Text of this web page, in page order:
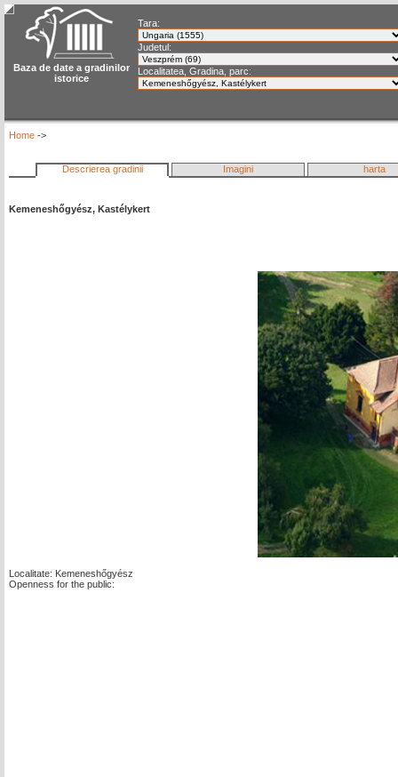
Baza de date a gradinilor
istorice
Tara:
Judetul:
Localitatea, Gradina, parc:
Home ->
Descrierea gradinii Imagini harta
Kemeneshőgyész, Kastélykert
Localitate: Kemeneshőgyész
Openness for the public: